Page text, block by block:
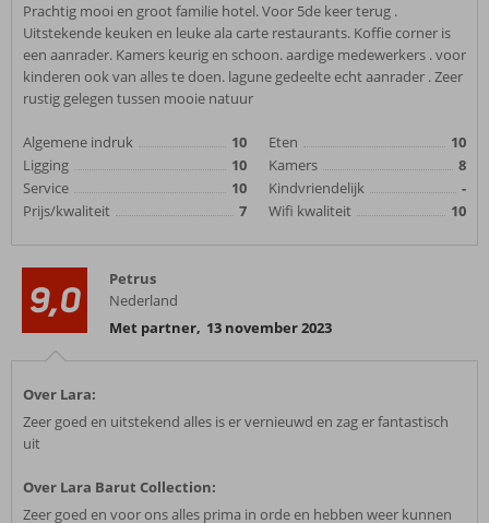
Prachtig mooi en groot familie hotel. Voor 5de keer terug .
Uitstekende keuken en leuke ala carte restaurants. Koffie corner is
een aanrader. Kamers keurig en schoon. aardige medewerkers . voor
kinderen ook van alles te doen. lagune gedeelte echt aanrader . Zeer
rustig gelegen tussen mooie natuur
Algemene indruk
10
Ligging
10
Service
10
Prijs/kwaliteit
7
Eten
10
Kamers
8
Kindvriendelijk
-
Wifi kwaliteit
10
9,0
Petrus
Nederland
Met partner, 13 november 2023
Over Lara:
Zeer goed en uitstekend alles is er vernieuwd en zag er fantastisch
uit
Over Lara Barut Collection:
Zeer goed en voor ons alles prima in orde en hebben weer kunnen